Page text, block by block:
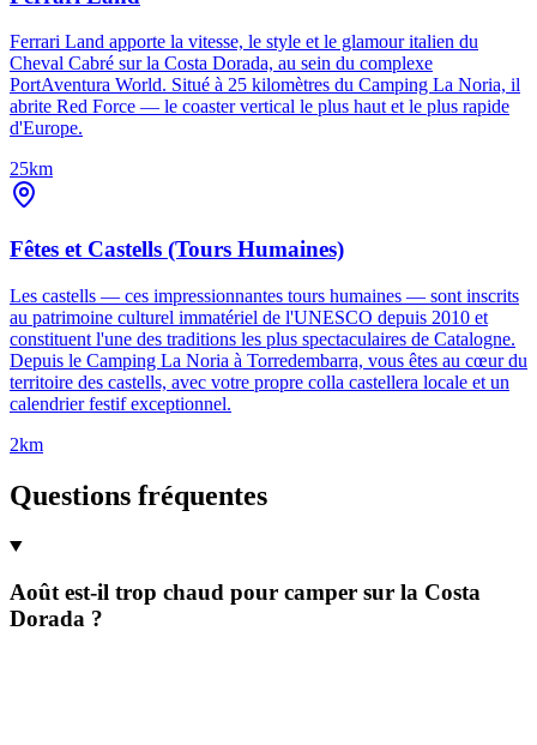
Ferrari Land apporte la vitesse, le style et le glamour italien du
Cheval Cabré sur la Costa Dorada, au sein du complexe
PortAventura World. Situé à 25 kilomètres du Camping La Noria, il
abrite Red Force — le coaster vertical le plus haut et le plus rapide
d'Europe.
25km
Fêtes et Castells (Tours Humaines)
Les castells — ces impressionnantes tours humaines — sont inscrits
au patrimoine culturel immatériel de l'UNESCO depuis 2010 et
constituent l'une des traditions les plus spectaculaires de Catalogne.
Depuis le Camping La Noria à Torredembarra, vous êtes au cœur du
territoire des castells, avec votre propre colla castellera locale et un
calendrier festif exceptionnel.
2km
Questions fréquentes
Août est-il trop chaud pour camper sur la Costa
Dorada ?